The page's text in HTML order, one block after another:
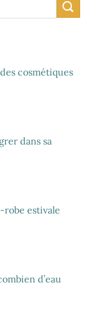
cosmétiques
dans sa
robe estivale
d’eau